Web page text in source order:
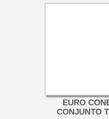
EURO
CONJUNTO